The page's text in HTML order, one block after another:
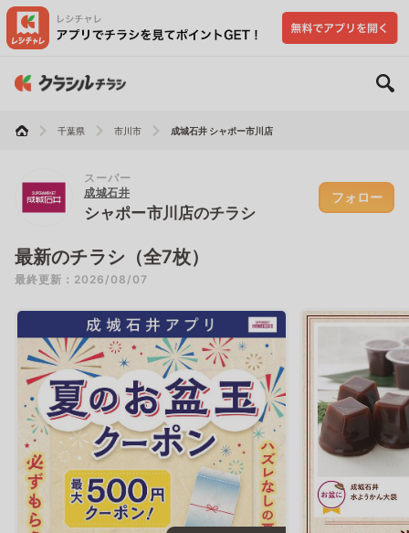
千葉県 市川市 成城石井 シャポー市川店
スーパー
成城石井
シャポー市川店のチラシ
フォロー
最新のチラシ（全7枚）
最終更新：2026/08/07